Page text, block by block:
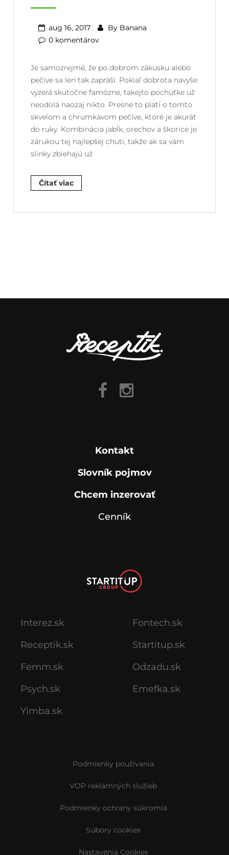
aug 16, 2017 By Banana
0 komentárov
Je samozrejmé, že po dobrom zákusku alebo
pečive sa len tak zapráši. Pokiaľ dobrota navyše
vyzerá skutočne famózne, takejto pochúťke už
neodolá naozaj nikto. Presne to platí o tomto
skvelom a chrumkavom pečive, ktoré je akurát
do ruky. Kombinácia jabĺk, orechov a škorice je
zárukou tej najlepšej chuti, takže ak sa vám
slinky zbiehajú už
Čítať viac
Kontakt
Slovník pojmov
Chcem inzerovať
Cenník
Interez.sk
Receptik.sk
Femm.sk
Psych.sk
Yimba.sk
Fontech.sk
Startitup.sk
Odzadu.sk
Emefka.sk
Podmienky používania
VOP reklamných služieb
Podmienky ochrany súkromia
Súbory cookies
Nastavenia Cookies